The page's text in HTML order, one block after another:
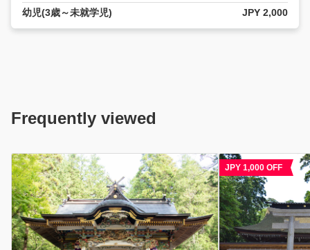
幼児(3歳～未就学児)
JPY 2,000
Frequently viewed
JPY 1,000 OFF